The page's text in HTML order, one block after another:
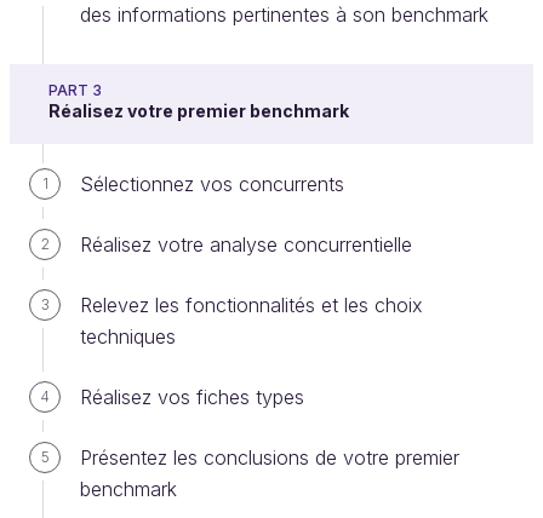
des informations pertinentes à son benchmark
PART 3
Réalisez votre premier benchmark
1 Sélectionnez vos concurrents
2 Réalisez votre analyse concurrentielle
3
Relevez les fonctionnalités et les choix
techniques
4 Réalisez vos fiches types
5
Présentez les conclusions de votre premier
benchmark
leurs campagnes de communication télévisées ne
pour la réalisation de votre application.
De même, si votre benchmark vous conduit à
analyser le site d’Apple, le design et la qualité des
produits ne seront pas des critères de comparaison
très utiles. Mais détecter que le site propose une
navigation par familles de produits pourrait être
intéressant et exploitable.
Évaluez le poids d’un concurrent
Évaluez sa présence dans les moteurs de
recherche
La présence d’un site web dans les moteurs de